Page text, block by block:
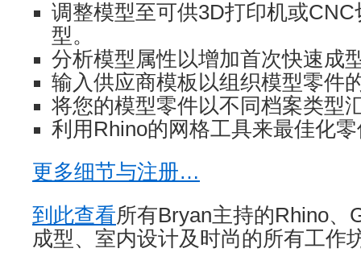
调整模型至可供3D打印机或
型。
分析模型属性以增加首次快速成
输入供应商模板以组织模型零件
将您的模型零件以不同档案类型
利用Rhino的网格工具来最佳化
更多细节与注册…
到此查看所有Bryan主持的Rhino、
成型、室内设计及时尚的所有工作